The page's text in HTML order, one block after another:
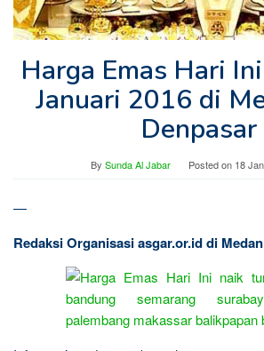
Harga Emas Hari
Januari 2016 di
Denpasar
By Sunda Al Jabar Posted on 18
—
Redaksi Organisasi asgar.or.id di